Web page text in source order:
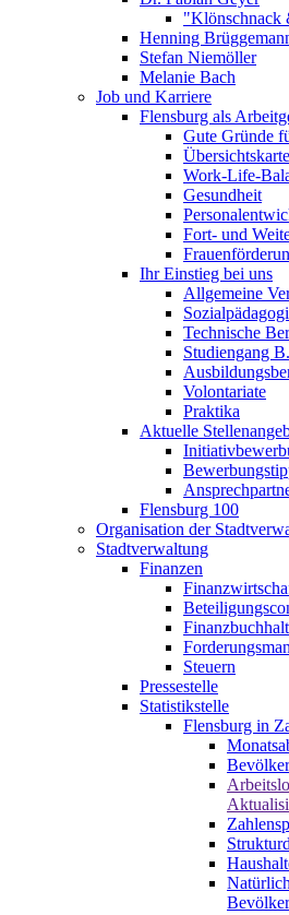
"Klönschnack
Henning
Stefan Niemöller
Melanie Bach
Job und Karriere
Flensburg als
Gute Gründe
Übersichtskarte
Work-Life-
Gesundheit
Fort- und
Ihr Einstieg bei uns
Allgemeine
Technische
Studiengang
Volontariate
Praktika
Aktuelle
Flensburg 100
Organisation der
Stadtverwaltung
Finanzen
Steuern
Pressestelle
Statistikstelle
Flensburg in